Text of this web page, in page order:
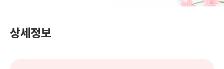
상세정보